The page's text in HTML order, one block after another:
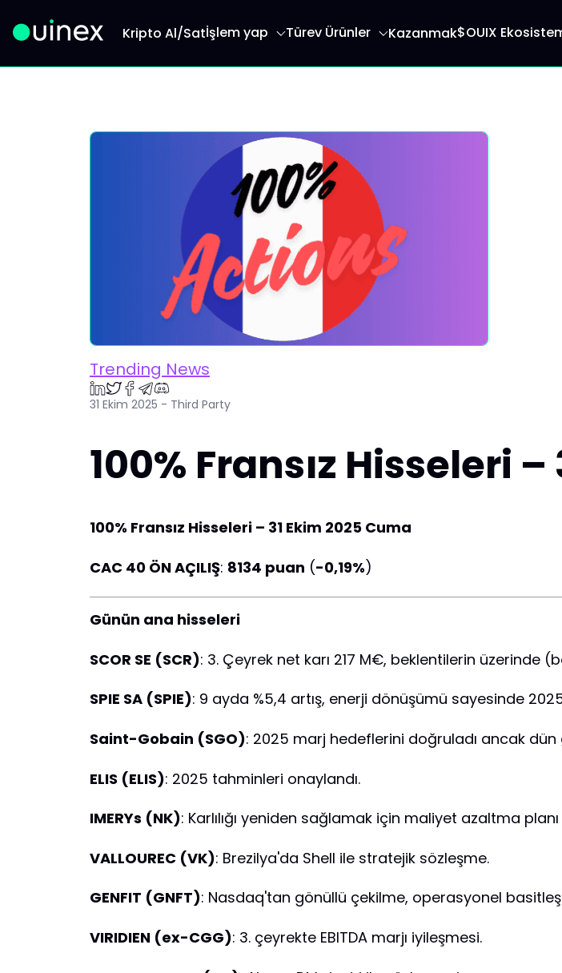
Kripto Al/Satİşlem yap Türev Ürünler Kazanmak$OUIX
Trending News
31 Ekim 2025 - Third Party
100% Fransız Hisseleri
100% Fransız Hisseleri – 31 Ekim 2025 Cuma
CAC 40 ÖN AÇILIŞ: 8134 puan (-0,19%)
Günün ana hisseleri
SCOR SE (SCR): 3. Çeyrek net karı 217 M€, beklentilerin üzerinde
SPIE SA (SPIE): 9 ayda %5,4 artış, enerji dönüşümü sayesinde
Saint-Gobain (SGO): 2025 marj hedeflerini doğruladı ancak
ELIS (ELIS): 2025 tahminleri onaylandı.
IMERYs (NK): Karlılığı yeniden sağlamak için maliyet azaltma
VALLOUREC (VK): Brezilya'da Shell ile stratejik sözleşme.
GENFIT (GNFT): Nasdaq'tan gönüllü çekilme, operasyonel
VIRIDIEN (ex-CGG): 3. çeyrekte EBITDA marjı iyileşmesi.